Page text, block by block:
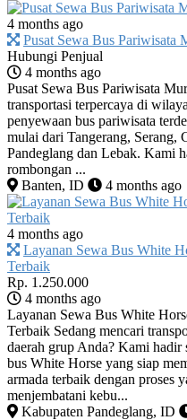
4 months ago
Pusat Sewa Bus Pariwisata
Hubungi Penjual
4 months ago
Pusat Sewa Bus Pariwisata
transportasi terpercaya di
penyewaan bus pariwisata
mulai dari Tangerang, Serang,
Pandeglang dan Lebak. Kami
rombongan ...
Banten, ID
4 months ago
4 months ago
Layanan Sewa Bus White
Terbaik
Rp. 1.250.000
4 months ago
Layanan Sewa Bus White
Terbaik Sedang mencari
daerah grup Anda? Kami hadir
bus White Horse yang siap
armada terbaik dengan proses
menjembatani kebu...
Kabupaten Pandeglang, ID